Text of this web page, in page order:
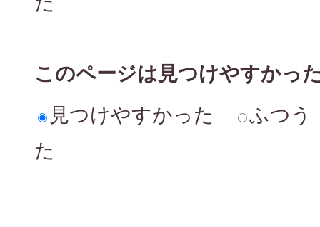
このページは見つけやすかっ
見つけやすかった
ふつう
た